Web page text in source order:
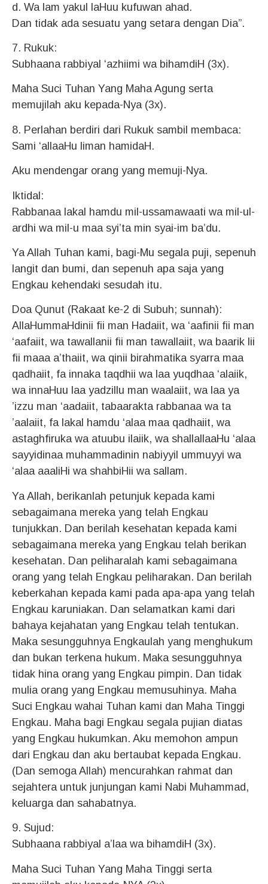
d. Wa lam yakul laHuu kufuwan ahad.
Dan tidak ada sesuatu yang setara dengan Dia”.
7. Rukuk:
Subhaana rabbiyal ‘azhiimi wa bihamdiH (3x).
Maha Suci Tuhan Yang Maha Agung serta
memujilah aku kepada-Nya (3x).
8. Perlahan berdiri dari Rukuk sambil membaca:
Sami ‘allaaHu liman hamidaH.
Aku mendengar orang yang memuji-Nya.
Iktidal:
Rabbanaa lakal hamdu mil-ussamawaati wa mil-ul-
ardhi wa mil-u maa syi’ta min syai-im ba’du.
Ya Allah Tuhan kami, bagi-Mu segala puji, sepenuh
langit dan bumi, dan sepenuh apa saja yang
Engkau kehendaki sesudah itu.
Doa Qunut (Rakaat ke-2 di Subuh; sunnah):
AllaHummaHdinii fii man Hadaiit, wa ‘aafinii fii man
‘aafaiit, wa tawallanii fii man tawallaiit, wa baarik lii
fii maaa a’thaiit, wa qinii birahmatika syarra maa
qadhaiit, fa innaka taqdhii wa laa yuqdhaa ‘alaiik,
wa innaHuu laa yadzillu man waalaiit, wa laa ya
’izzu man ‘aadaiit, tabaarakta rabbanaa wa ta
’aalaiit, fa lakal hamdu ‘alaa maa qadhaiit, wa
astaghfiruka wa atuubu ilaiik, wa shallallaaHu ‘alaa
sayyidinaa muhammadinin nabiyyil ummuyyi wa
‘alaa aaaliHi wa shahbiHii wa sallam.
Ya Allah, berikanlah petunjuk kepada kami
sebagaimana mereka yang telah Engkau
tunjukkan. Dan berilah kesehatan kepada kami
sebagaimana mereka yang Engkau telah berikan
kesehatan. Dan peliharalah kami sebagaimana
orang yang telah Engkau peliharakan. Dan berilah
keberkahan kepada kami pada apa-apa yang telah
Engkau karuniakan. Dan selamatkan kami dari
bahaya kejahatan yang Engkau telah tentukan.
Maka sesungguhnya Engkaulah yang menghukum
dan bukan terkena hukum. Maka sesungguhnya
tidak hina orang yang Engkau pimpin. Dan tidak
mulia orang yang Engkau memusuhinya. Maha
Suci Engkau wahai Tuhan kami dan Maha Tinggi
Engkau. Maha bagi Engkau segala pujian diatas
yang Engkau hukumkan. Aku memohon ampun
dari Engkau dan aku bertaubat kepada Engkau.
(Dan semoga Allah) mencurahkan rahmat dan
sejahtera untuk junjungan kami Nabi Muhammad,
keluarga dan sahabatnya.
9. Sujud:
Subhaana rabbiyal a’laa wa bihamdiH (3x).
Maha Suci Tuhan Yang Maha Tinggi serta